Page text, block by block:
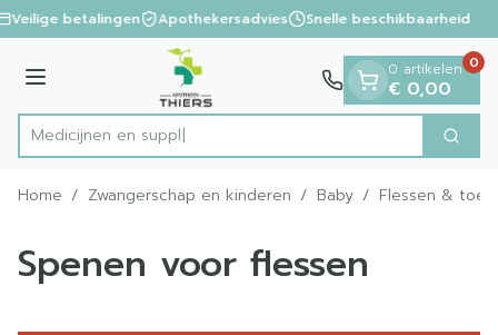
Ga naar de inhoud
1 van 1
Veilige betalingen Apothekersadvies Snelle beschikbaarheid
Menu
Product, merk, categorie... Zoek
0 artikelen
€ 0,00
0
Home / Zwangerschap en kinderen / Baby / Flessen &
Spenen voor flessen